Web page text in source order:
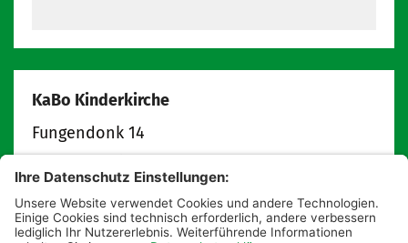
KaBo Kinderkirche
Fungendonk 14
47809 Krefeld
info@kabokinderkirche.de
kabokinderkirche.de